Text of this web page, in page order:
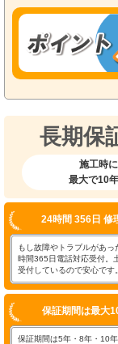
長期保
施工時
最大で10
24時間 356日 修
もし故障やトラブルがあっ
時間365日電話対応受付。
受付しているので安心です。
保証期間は最大
保証期間は5年・8年・10